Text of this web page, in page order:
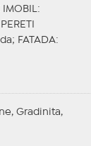
IMOBIL
:
PERETI
FATADA:
Gradinita,